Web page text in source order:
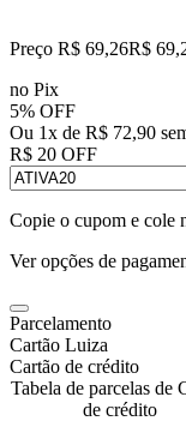
Preço R$ 69,26R$ 69,
no Pix
5% OFF
Ou 1x de R$ 72,90
R$ 20 OFF
Copie o cupom e cole
Ver opções de
Parcelamento
Cartão Luiza
Cartão de crédito
Tabela de parcelas de
de crédito